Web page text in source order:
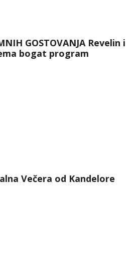
GOSTOVANJA Revelin i
bogat program
Večera od Kandelore